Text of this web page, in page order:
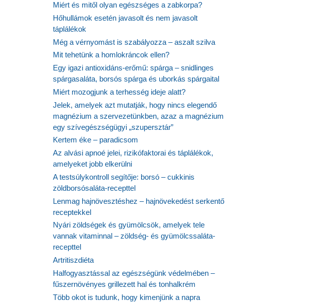
Miért és mitől olyan egészséges a zabkorpa?
Hőhullámok esetén javasolt és nem javasolt
táplálékok
Még a vérnyomást is szabályozza – aszalt szilva
Mit tehetünk a homlokráncok ellen?
Egy igazi antioxidáns-erőmű: spárga – snidlinges
spárgasaláta, borsós spárga és uborkás spárgaital
Miért mozogjunk a terhesség ideje alatt?
Jelek, amelyek azt mutatják, hogy nincs elegendő
magnézium a szervezetünkben, azaz a magnézium
egy szívegészségügyi „szupersztár”
Kertem éke – paradicsom
Az alvási apnoé jelei, rizikófaktorai és táplálékok,
amelyeket jobb elkerülni
A testsúlykontroll segítője: borsó – cukkinis
zöldborsósaláta-recepttel
Lenmag hajnövesztéshez – hajnövekedést serkentő
receptekkel
Nyári zöldségek és gyümölcsök, amelyek tele
vannak vitaminnal – zöldség- és gyümölcssaláta-
recepttel
Artritiszdiéta
Halfogyasztással az egészségünk védelmében –
fűszernövényes grillezett hal és tonhalkrém
Több okot is tudunk, hogy kimenjünk a napra